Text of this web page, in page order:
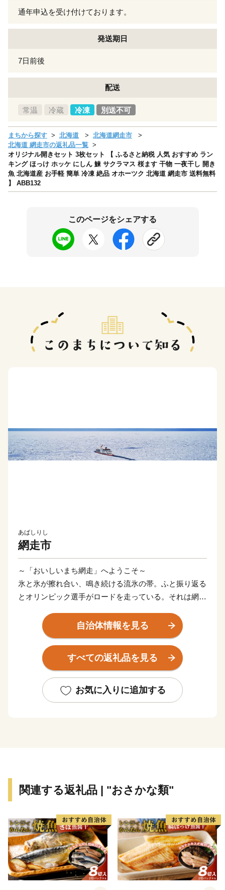
通年申込を受け付けております。
発送期日
7日前後
配送
常温 冷蔵 冷凍 別送不可
まちから探す 北海道
北海道網走市
北海道 網走市の返礼品一覧
オリジナル開きセット 3枚セット 【 ふるさと納税 人気 おすすめ ラン
キング ほっけ ホッケ にしん 鰊 サクラマス 桜ます 干物 一夜干し 開き
魚 北海道産 お手軽 簡単 冷凍 絶品 オホーツク 北海道 網走市 送料無料
】 ABB132
このページをシェアする
あばしりし
網走市
～「おいしいまち網走」へようこそ～
氷と氷が擦れ合い、鳴き続ける流氷の帯。ふと振り返る
とオリンピック選手がロードを走っている。それは網走
太陽が四角く沈むところが見える能取岬。世界三大漁場
を抱えるオホーツク海は、豊かな海の恵みをもたらして
くれる。何でも「おいしい」。大地の恵みも負けていな
い。網走の秋の風景は、大麦の毛が風になびき、豊穣の
「おいしいまち網走」をよろしくお願いします。
Mail：support-city.abashiri@scale-up.co.jp
〈その他に関して〉
網走市役所 商工労働課 TEL：0152-61-6000
自治体情報を見る
すべての返礼品を見る
お気に入りに追加する
関連する返礼品 | "おさかな類"